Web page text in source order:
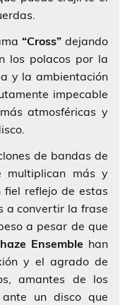
“Cross”dejando
los polacos por la
y la ambientación
impecable
atmosféricas y
de bandas de
multiplican más y
fiel reflejo de estas
a convertir la frase
a pesar de que
Ensemble han
y el agrado de
amantes de los
un disco que